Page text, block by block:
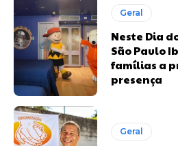
Geral
Neste Dia
São Paulo
famílias a
presença
Geral